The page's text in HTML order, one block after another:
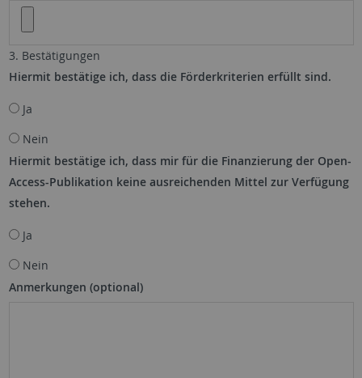
3. Bestätigungen
Hiermit bestätige ich, dass die Förderkriterien erfüllt sind.
Ja
Nein
Hiermit bestätige ich, dass mir für die Finanzierung der Open-
Access-Publikation keine ausreichenden Mittel zur Verfügung
stehen.
Ja
Nein
Anmerkungen (optional)